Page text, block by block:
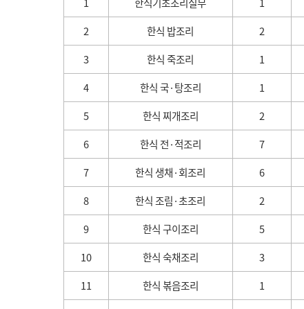
2
한식 밥조리 2
3
한식 죽조리 1
4
한식 국·탕조리 1
5
한식 찌개조리 2
6
한식 전·적조리 7
7
한식 생채·회조리 6
8
한식 조림·초조리 2
9
한식 구이조리 5
10
한식 숙채조리 3
11
한식 볶음조리 1